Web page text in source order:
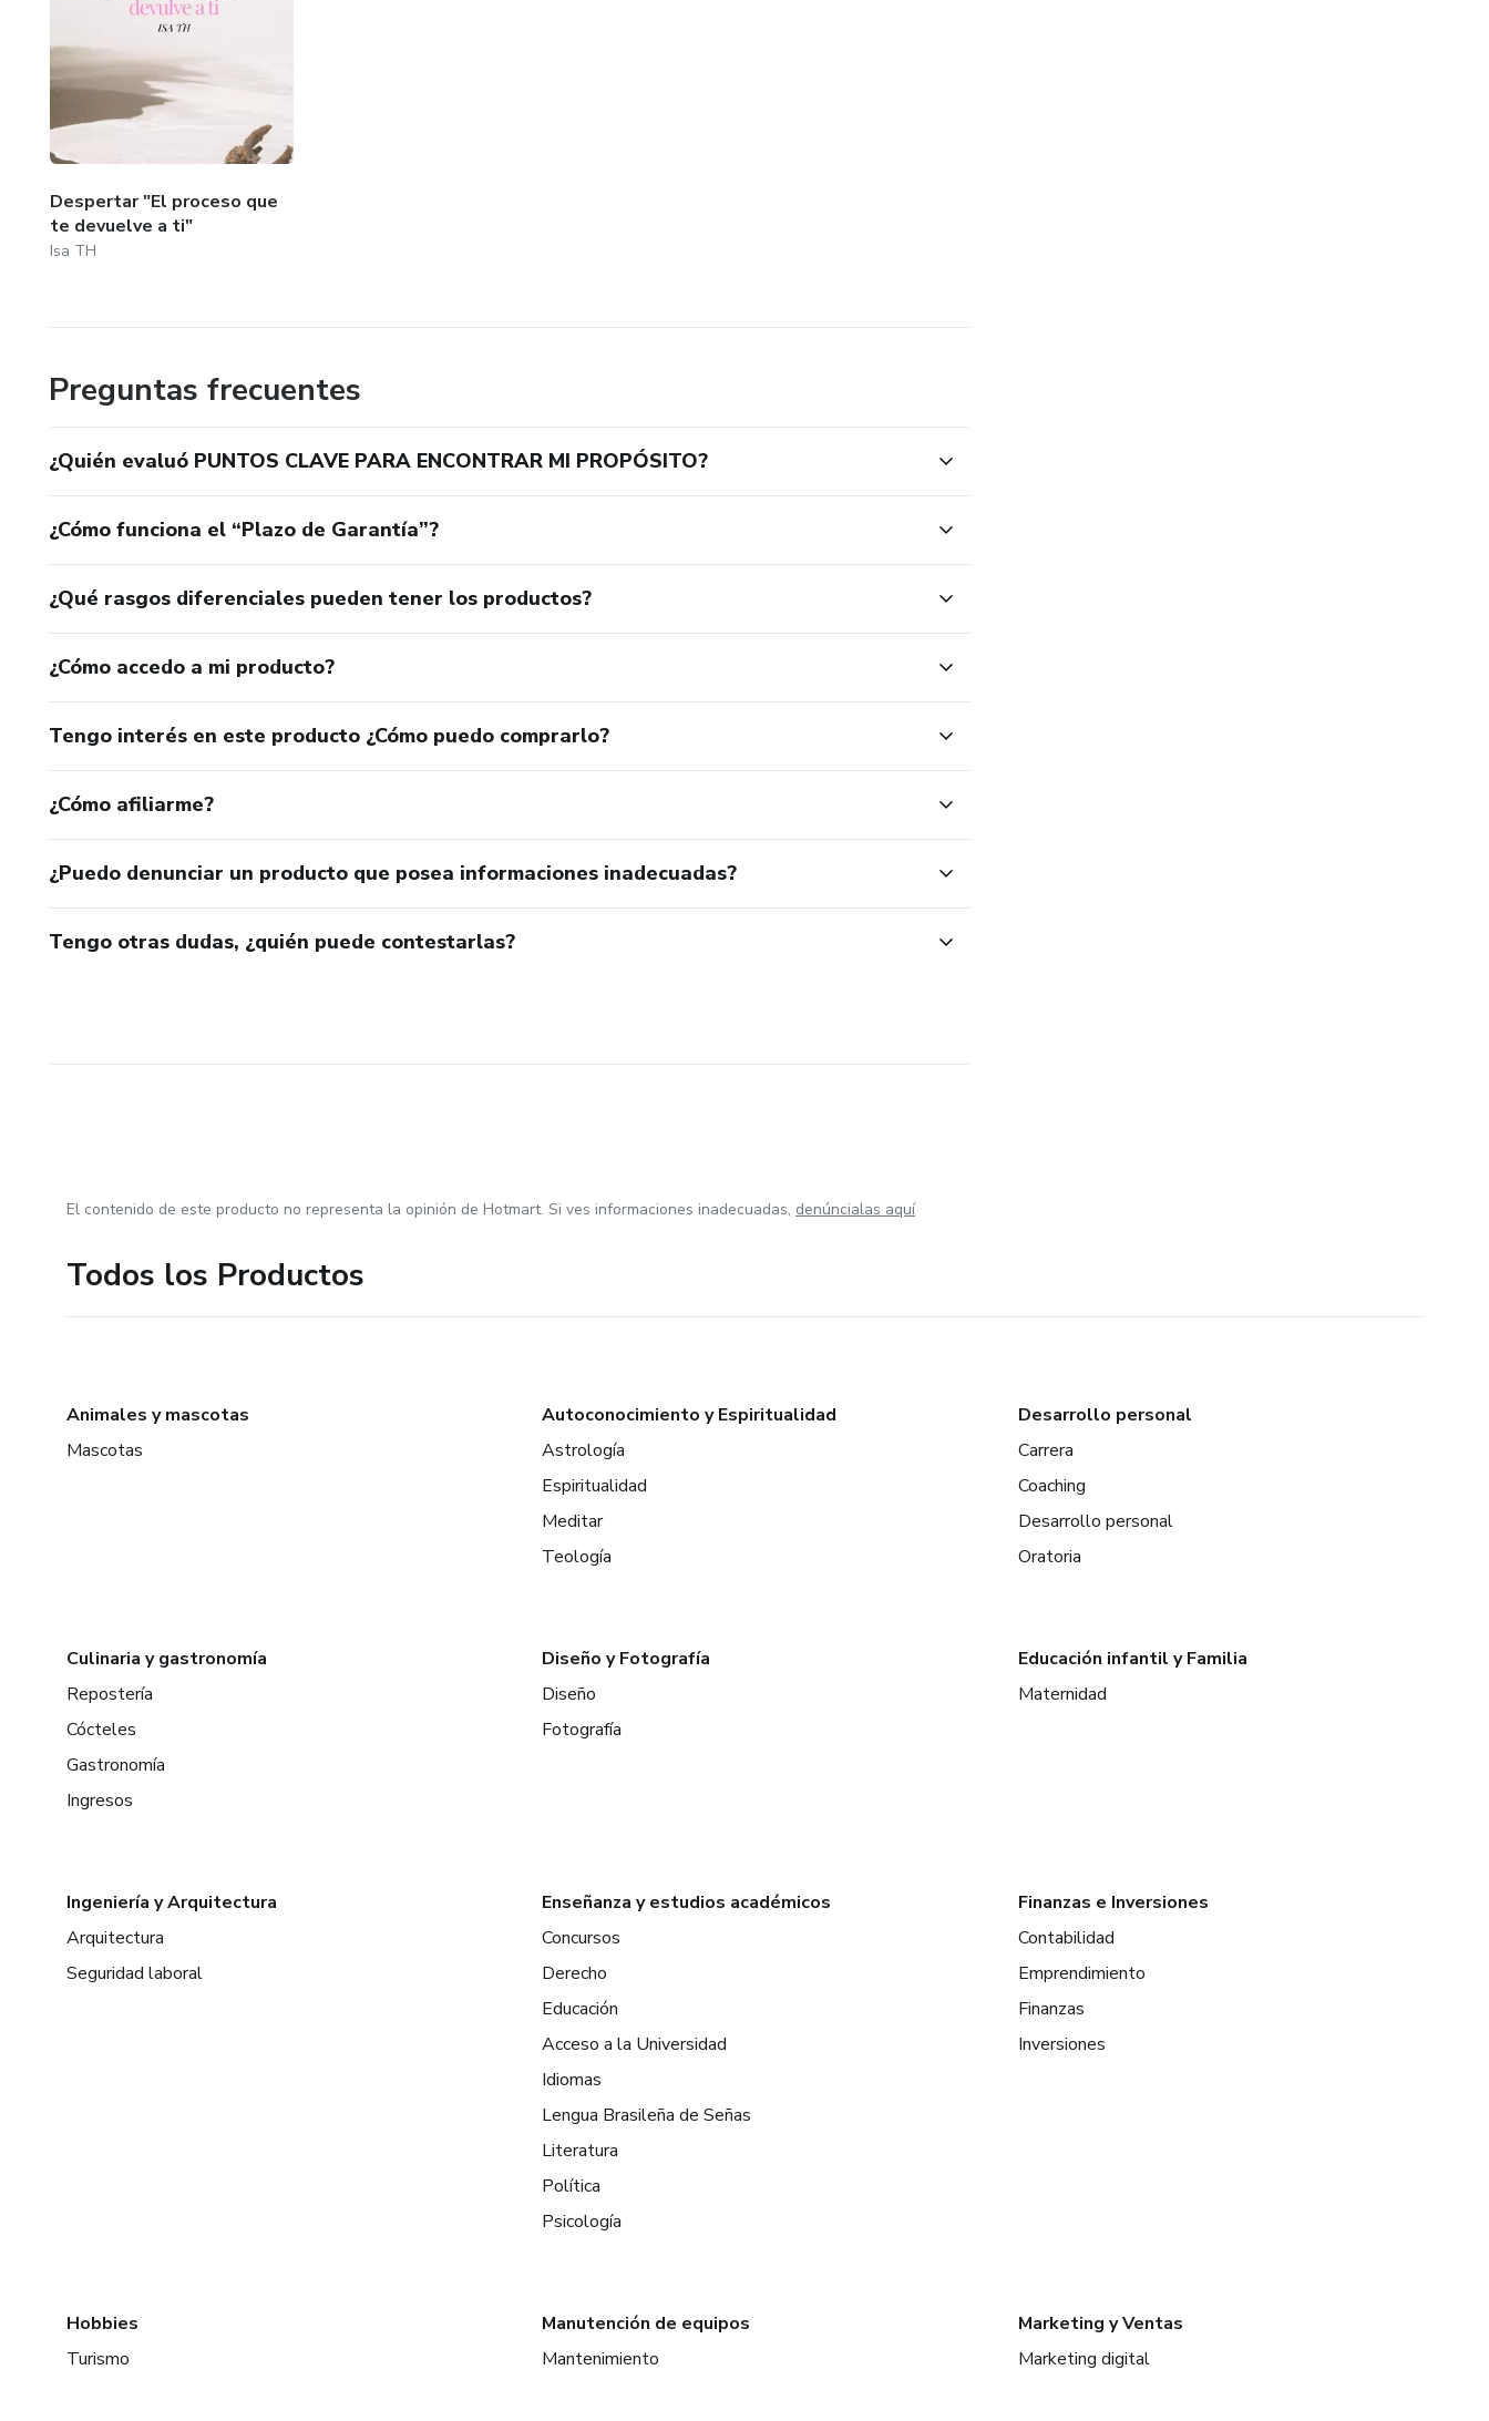
Despertar "El proceso que
te devuelve a ti"
Isa TH
Preguntas frecuentes
¿Quién evaluó PUNTOS CLAVE PARA ENCONTRAR MI PROPÓSITO?
¿Cómo funciona el “Plazo de Garantía”?
¿Qué rasgos diferenciales pueden tener los productos?
¿Cómo accedo a mi producto?
Tengo interés en este producto ¿Cómo puedo comprarlo?
¿Cómo afiliarme?
¿Puedo denunciar un producto que posea informaciones inadecuadas?
Tengo otras dudas, ¿quién puede contestarlas?
El contenido de este producto no representa la opinión de Hotmart. Si ves informaciones inadecuadas, denúncialas aquí
Todos los Productos
Animales y mascotas
Mascotas
Autoconocimiento y Espiritualidad
Astrología
Espiritualidad
Meditar
Teología
Desarrollo personal
Carrera
Coaching
Desarrollo personal
Oratoria
Culinaria y gastronomía
Repostería
Cócteles
Gastronomía
Ingresos
Diseño y Fotografía
Diseño
Fotografía
Educación infantil y Familia
Maternidad
Ingeniería y Arquitectura
Arquitectura
Seguridad laboral
Enseñanza y estudios académicos
Concursos
Derecho
Educación
Acceso a la Universidad
Idiomas
Lengua Brasileña de Señas
Literatura
Política
Psicología
Finanzas e Inversiones
Contabilidad
Emprendimiento
Finanzas
Inversiones
Hobbies
Turismo
Manutención de equipos
Mantenimiento
Marketing y Ventas
Marketing digital